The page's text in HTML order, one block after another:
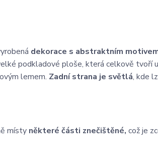
dekorace s abstraktním
podkladové ploše, která celkově tvoří
lemem. Zadní strana je světlá, kde
místy některé části znečištěné, což je